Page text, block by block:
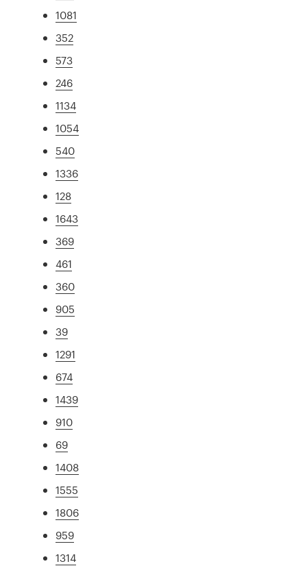
1081
352
573
246
1134
1054
540
1336
128
1643
369
461
360
905
39
1291
674
1439
910
69
1408
1555
1806
959
1314